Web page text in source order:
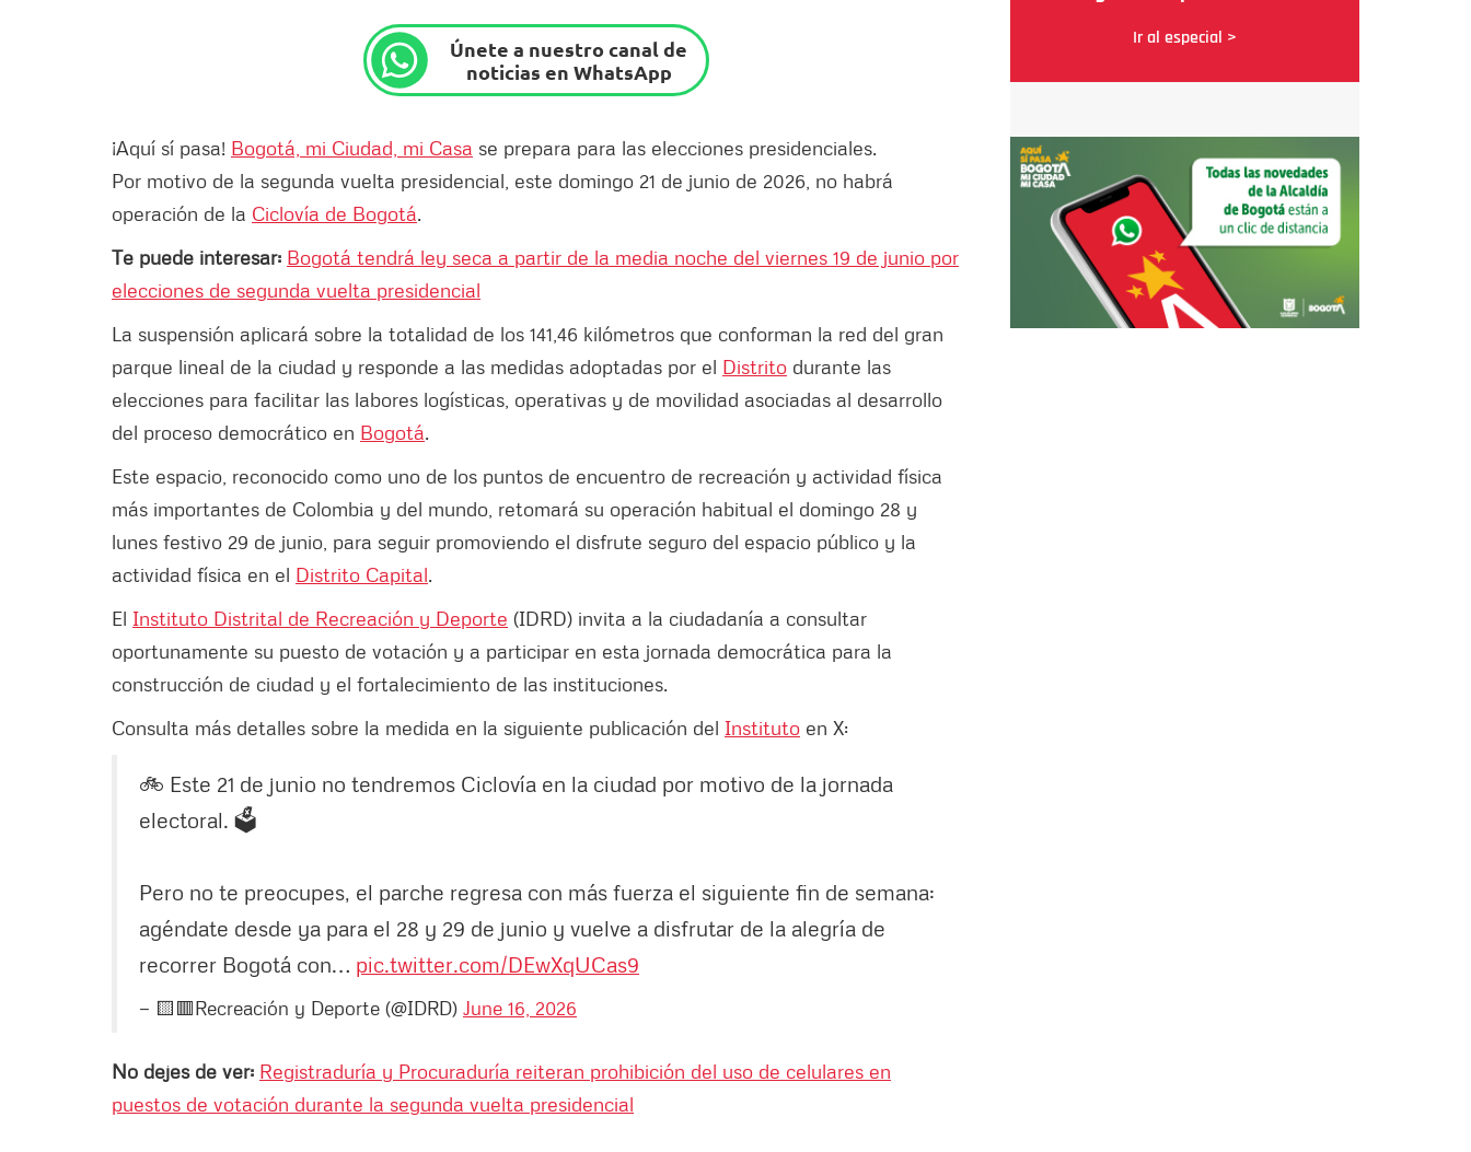
Únete a nuestro canal de
noticias en WhatsApp
¡Aquí sí pasa! Bogotá, mi Ciudad, mi Casa se prepara para las elecciones presidenciales.
Por motivo de la segunda vuelta presidencial, este domingo 21 de junio de 2026, no habrá
operación de la Ciclovía de Bogotá.
Te puede interesar: Bogotá tendrá ley seca a partir de la media noche del viernes 19 de junio por
elecciones de segunda vuelta presidencial
La suspensión aplicará sobre la totalidad de los 141,46 kilómetros que conforman la red del gran
parque lineal de la ciudad y responde a las medidas adoptadas por el Distrito durante las
elecciones para facilitar las labores logísticas, operativas y de movilidad asociadas al desarrollo
del proceso democrático en Bogotá.
Este espacio, reconocido como uno de los puntos de encuentro de recreación y actividad física
más importantes de Colombia y del mundo, retomará su operación habitual el domingo 28 y
lunes festivo 29 de junio, para seguir promoviendo el disfrute seguro del espacio público y la
actividad física en el Distrito Capital.
El Instituto Distrital de Recreación y Deporte (IDRD) invita a la ciudadanía a consultar
oportunamente su puesto de votación y a participar en esta jornada democrática para la
construcción de ciudad y el fortalecimiento de las instituciones.
Consulta más detalles sobre la medida en la siguiente publicación del Instituto en X:
🚲 Este 21 de junio no tendremos Ciclovía en la ciudad por motivo de la jornada
electoral. 🗳️
Pero no te preocupes, el parche regresa con más fuerza el siguiente fin de semana:
agéndate desde ya para el 28 y 29 de junio y vuelve a disfrutar de la alegría de
recorrer Bogotá con… pic.twitter.com/DEwXqUCas9
— 🟨🟥Recreación y Deporte (@IDRD) June 16, 2026
No dejes de ver: Registraduría y Procuraduría reiteran prohibición del uso de celulares en
puestos de votación durante la segunda vuelta presidencial
Ir al especial >